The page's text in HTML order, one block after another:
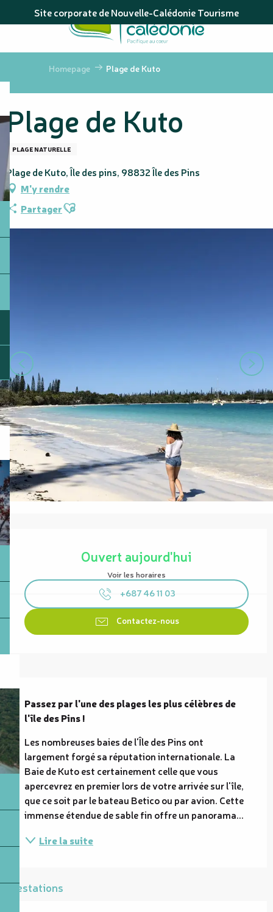
au
principal
Site corporate de Nouvelle-Calédonie Tourisme
Homepage Plage de Kuto
Plage de Kuto
PLAGE NATURELLE
Plage de Kuto, Île des pins, 98832 Île des Pins
M'y rendre
PartagerAjouter aux favoris
Ouverture et coordonnées
Ouvert aujourd'hui
Voir les horaires
+687 46 11 03
Contactez-nous
Description
Passez par l'une des plages les plus célèbres de
l'île des Pins !
Les nombreuses baies de l'Île des Pins ont
largement forgé sa réputation internationale. La
Baie de Kuto est certainement celle que vous
apercevrez en premier lors de votre arrivée sur l'île,
que ce soit par le bateau Betico ou par avion. Cette
immense étendue de sable fin offre un panorama...
Lire la suite
Prestations